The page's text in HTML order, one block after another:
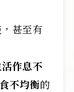
甚至有
作息不
不均衡的